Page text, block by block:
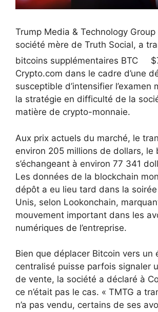
Trump Media & Technology Group
société mère de Truth Social, a
bitcoins supplémentaires BTC $
Crypto.com dans le cadre d’une
susceptible d’intensifier l’examen
la stratégie en difficulté de la
matière de crypto-monnaie.
Aux prix actuels du marché, le
environ 205 millions de dollars, le
s’échangeant à environ 77 341
Les données de la blockchain
dépôt a eu lieu tard dans la
Unis, selon Lookonchain,
mouvement important dans les
numériques de l’entreprise.
Bien que déplacer Bitcoin vers un
centralisé puisse parfois signaler
de vente, la société a déclaré à
ce n’était pas le cas. « TMTG a
n’a pas vendu, certains de ses